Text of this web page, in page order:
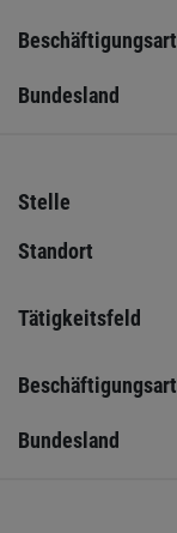
Beschäftigungsart
Bundesland
Stelle
Standort
Tätigkeitsfeld
Beschäftigungsart
Bundesland